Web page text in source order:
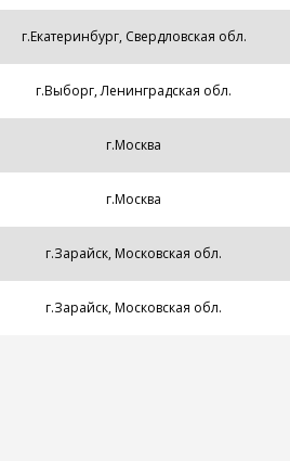
г.Екатеринбург, Свердловская обл.
г.Выборг, Ленинградская обл.
г.Москва
г.Москва
г.Зарайск, Московская обл.
г.Зарайск, Московская обл.